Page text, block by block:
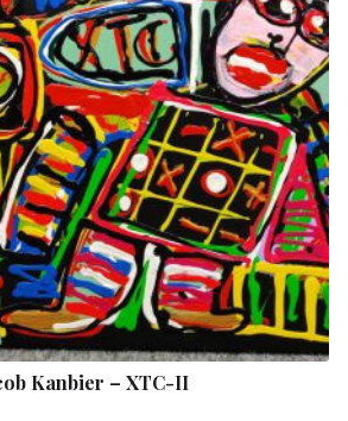
Kanbier – XTC-II